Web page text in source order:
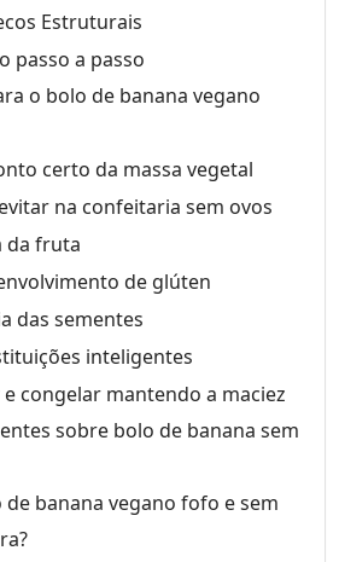
Estruturais
passo a passo
o bolo de banana vegano
certo da massa vegetal
na confeitaria sem ovos
da fruta
de glúten
das sementes
inteligentes
congelar mantendo a maciez
sobre bolo de banana sem
banana vegano fofo e sem